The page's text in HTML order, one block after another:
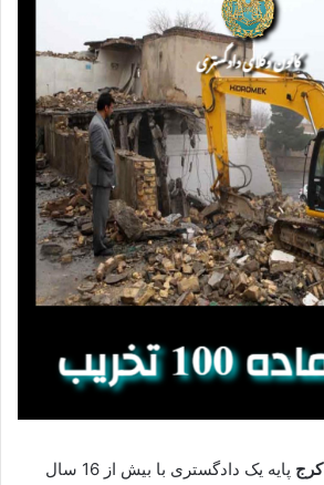
پایه یک دادگستری با بیش از 16 سال